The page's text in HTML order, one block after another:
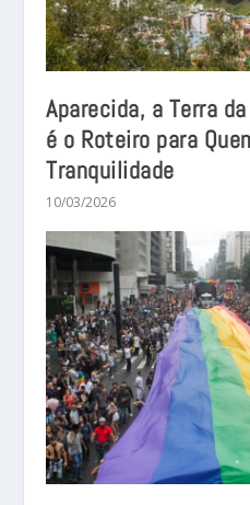
Aparecida, a Terra
é o Roteiro para
Tranquilidade
10/03/2026